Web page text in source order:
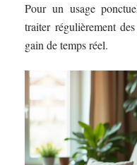
Pour un usage
traiter régulièrement
gain de temps réel.